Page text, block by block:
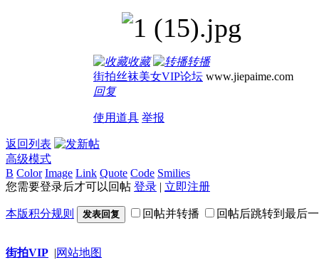
收藏
转播
街拍丝袜美女VIP论坛 www.jiepaime.com
回复
使用道具 举报
返回列表
高级模式
B Color Image Link Quote Code Smilies
您需要登录后才可以回帖 登录 | 立即注册
本版积分规则 发表回复 回帖并转播 回帖后跳转到最后
街拍VIP |网站地图